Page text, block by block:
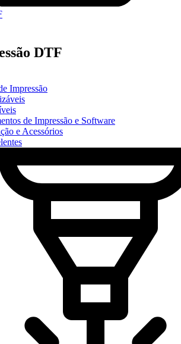
DTF
Impressão
de Impressão e Software
e Acessórios